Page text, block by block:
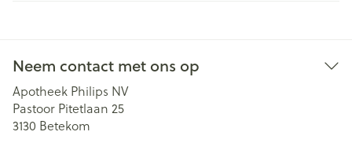
Neem contact met ons op
Apotheek Philips NV
Pastoor Pitetlaan 25
3130 Betekom